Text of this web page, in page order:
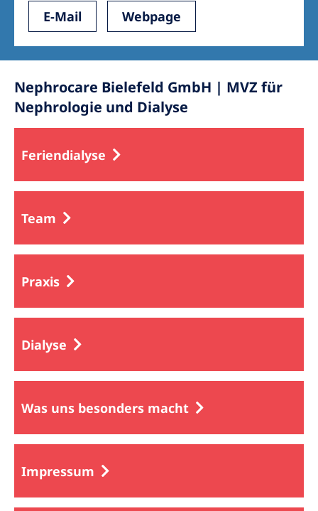
E-Mail Webpage
Nephrocare Bielefeld GmbH | MVZ für
Nephrologie und Dialyse
Feriendialyse
Team
Praxis
Dialyse
Was uns besonders macht
Impressum